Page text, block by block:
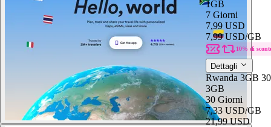
1GB
7 Giorni
7,99 USD
7,99 USD/GB
10% di
Dettagli
Rwanda 3GB
3GB
30 Giorni
7,33 USD/GB
21,99 USD